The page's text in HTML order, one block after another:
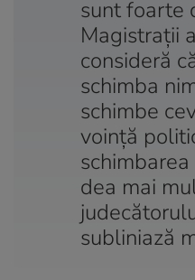
sunt foarte
Magistrații
consideră
schimba
schimbe
voință
dea mai
subliniază